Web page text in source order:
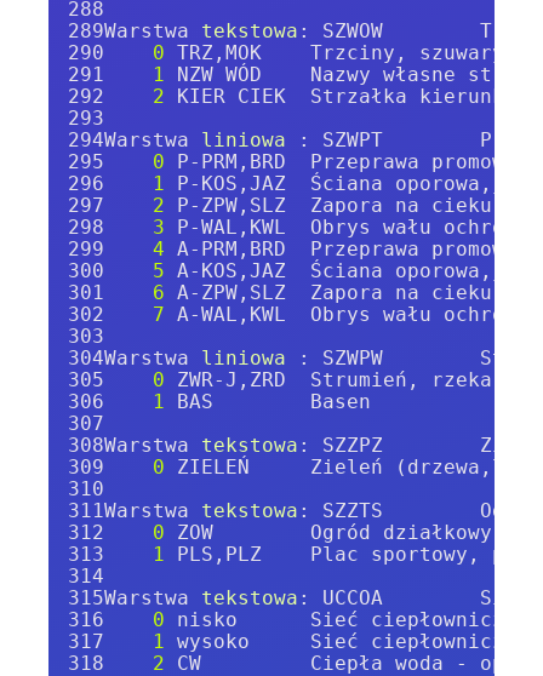
Warstwa tekstowa : SZWOW
0 TRZ,MOK    Trzciny, szuwary,
1 NZW WÓD    Nazwy własne
2 KIER CIEK  Strzałka kierunku
Warstwa liniowa
: SZWPT
0 P-PRM,BRD  Przeprawa promowa,
1 P-KOS,JAZ  Ściana
2 P-ZPW,SLZ  Zapora na cieku,
3 P-WAL,KWL  Obrys wału
4 A-PRM,BRD  Przeprawa promowa,
5 A-KOS,JAZ  Ściana
6 A-ZPW,SLZ  Zapora na cieku,
7 A-WAL,KWL  Obrys wału
Warstwa liniowa
: SZWPW
0 ZWR-J,ZRD  Strumień, rzeka,
1 BAS        Basen
Warstwa tekstowa : SZZPZ
0 ZIELEŃ     Zieleń
Warstwa tekstowa : SZZTS
0 ZOW        Ogród działkowy -
1 PLS,PLZ    Plac sportowy,
Warstwa tekstowa : UCCOA
0 nisko      Sieć ciepłownicza
1 wysoko     Sieć ciepłownicza
2 CW         Ciepła woda - opis